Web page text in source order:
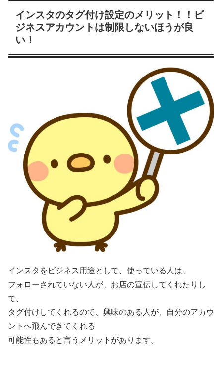
インスタのタグ付け設定のメリット！！ビ
ジネスアカウントは制限しないほうが良
い！
インスタをビジネス用途として、使っている人は、
フォローされていない人が、お店の宣伝してくれたりし
て、
タグ付けしてくれるので、興味のある人が、自分のアカウ
ントへ飛んできてくれる
可能性もあると言うメリットがあります。